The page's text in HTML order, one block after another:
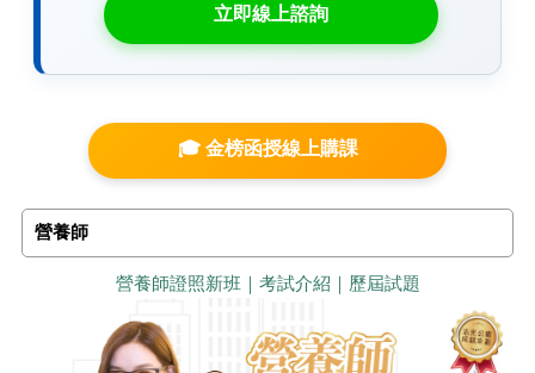
立即線上諮詢
🎓 金榜函授線上購課
營養師
營養師證照新班｜考試介紹｜歷屆試題